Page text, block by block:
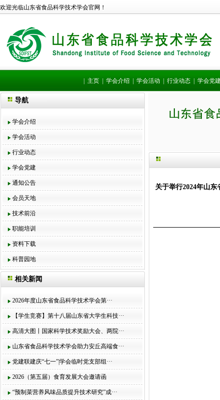
欢迎光临山东省食品科学技术学会官网！
主页| 学会介绍 学会活动 行业动态| 学会党
导航
学会介绍
学会活动
行业动态
学会党建
通知公告
会员天地
技术前沿
职能培训
资料下载
科普园地
相关新闻
2026年度山东省食品科学技术学会第···
【学生竞赛】第十八届山东省大学生科技···
高清大图丨国家科学技术奖励大会、两院···
山东省食品科学技术学会助力安丘高端食···
党建联建庆“七一”|学会临时党支部组···
2026（第五届）食育发展大会邀请函
“预制菜营养风味品质提升技术研究”成···
关于举行2024年山